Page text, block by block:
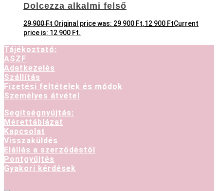
Dolcezza alkalmi felső
29 900Ft Original price was: 29 900 Ft.12 900 FtCurrent
price is: 12 900 Ft.
Tájékoztató:
ASZF
Adatkezelés
Szállítás
Fizetési feltételek és módok
Személyes átvétel
Segítségnyújtás:
Mérettáblázat
Kapcsolat
Visszaküldés
Elállás a szerződéstől
Pontgyűjtés
Gyakori kérdések